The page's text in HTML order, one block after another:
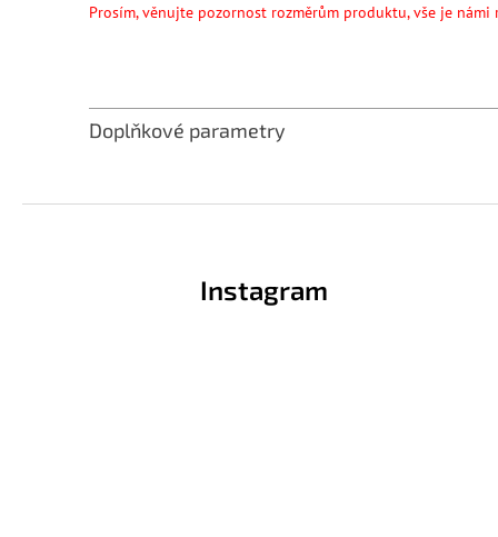
Prosím, věnujte pozornost rozměrům produktu, vše je
Doplňkové parametry
Instagram